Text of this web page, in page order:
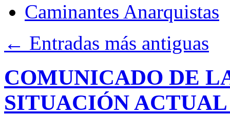
Caminantes Anarquistas
← Entradas más antiguas
COMUNICADO DE
SITUACIÓN